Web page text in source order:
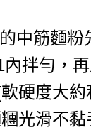
中筋麵粉
拌勻，
硬度大約
光滑不